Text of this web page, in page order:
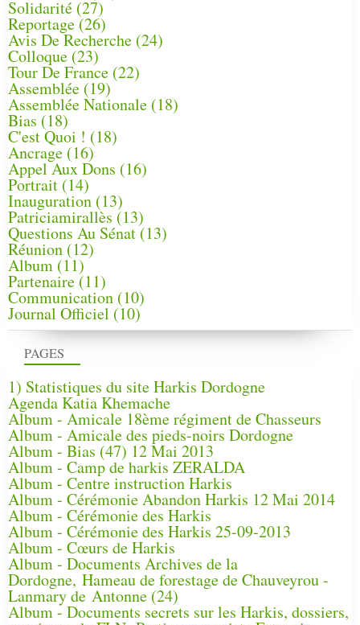
PAGES
1) Statistiques du site Harkis Dordogne
Agenda Katia Khemache
Album - Amicale 18ème régiment de Chasseurs
Album - Amicale des pieds-noirs Dordogne
Album - Bias (47) 12 Mai 2013
Album - Camp de harkis ZERALDA
Album - Centre instruction Harkis
Album - Cérémonie Abandon Harkis 12 Mai 2014
Album - Cérémonie des Harkis
Album - Cérémonie des Harkis 25-09-2013
Album - Cœurs de Harkis
Album - Documents Archives de la
Dordogne, Hameau de forestage de Chauveyrou -
Lanmary de Antonne (24)
Album - Documents secrets sur les Harkis, dossiers,
Solidarité (27)
Reportage (26)
Avis De Recherche (24)
Colloque (23)
Tour De France (22)
Assemblée (19)
Assemblée Nationale (18)
Bias (18)
C'est Quoi ! (18)
Ancrage (16)
Appel Aux Dons (16)
Portrait (14)
Inauguration (13)
Patriciamirallès (13)
Questions Au Sénat(13)
Réunion (12)
Album (11)
Partenaire(11)
Communication (10)
Journal Officiel (10)